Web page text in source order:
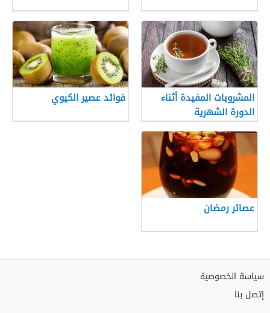
المشروبات المفيدة أثناء
الدورة الشهرية
فوائد عصير الكيوي
عصائر رمضان
سياسة الخصوصية
إتصل بنا